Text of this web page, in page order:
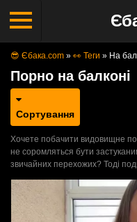
😎 Єбака.com » 👀 Теги » На
Порно на балконі
Сортування
Хочете побачити видовищне
не соромляться бути
звичайних перехожих? Тоді